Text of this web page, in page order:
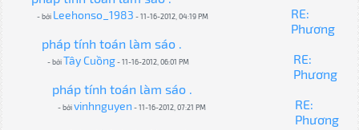
- bởi Leehonso_1983 - 11-16-2012, 04:19 PM
RE:
Phương
pháp tính toán làm sáo .
- bởiTây Cuồng- 11-16-2012, 06:01 PM
RE:
Phương
pháp tính toán làm sáo .
- bởivinhnguyen - 11-16-2012, 07:21 PM
RE:
Phương